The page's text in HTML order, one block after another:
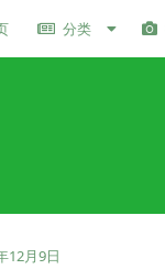
分类
12月9日